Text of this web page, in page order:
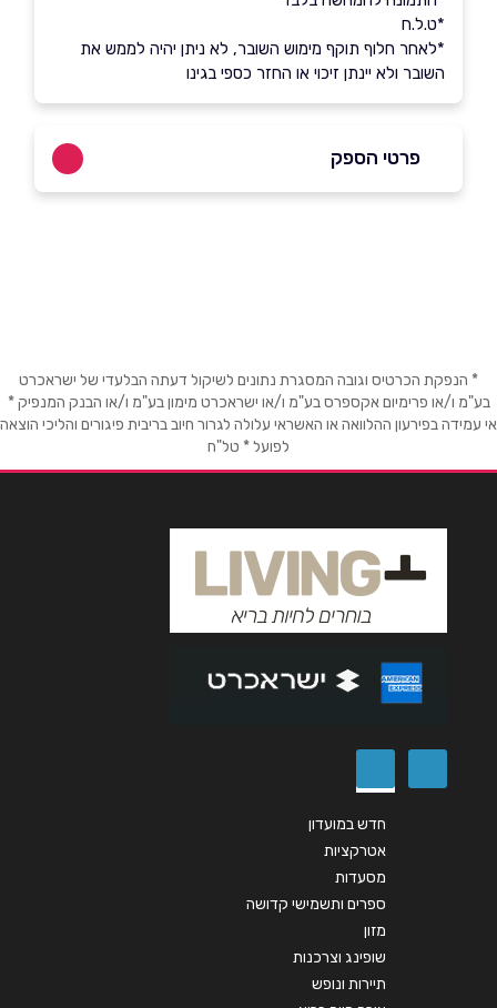
*ט.ל.ח
*לאחר חלוף תוקף מימוש השובר, לא ניתן יהיה לממש את
השובר ולא יינתן זיכוי או החזר כספי בגינו
פרטי הספק
אימייל*
הודעה*
* הנפקת הכרטיס וגובה המסגרת נתונים לשיקול דעתה הבלעדי של ישראכרט
בע"מ ו/או פרימיום אקספרס בע"מ ו/או ישראכרט מימון בע"מ ו/או הבנק המנפיק *
אי עמידה בפירעון ההלוואה או האשראי עלולה לגרור חיוב בריבית פיגורים והליכי הוצאה
לפועל * טל"ח
חדש במועדון
אטרקציות
מסעדות
ספרים ותשמישי קדושה
מזון
שופינג וצרכנות
תיירות ונופש